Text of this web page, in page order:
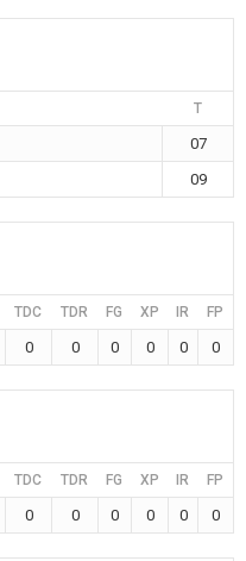
T
07
09
TDC TDR FG XP IR FP
0 0 0 0 0 0
TDC TDR FG XP IR FP
0 0 0 0 0 0